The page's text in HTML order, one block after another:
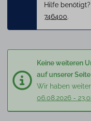
Hilfe
746400.
Keine weiteren
auf unserer
Wir haben
06.08.2026 -